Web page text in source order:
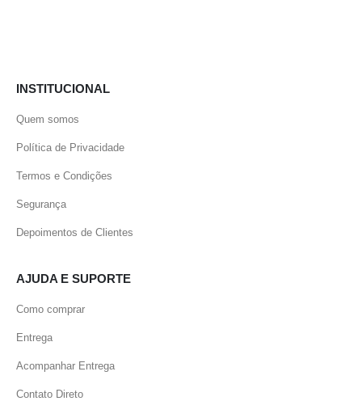
INSTITUCIONAL
Quem somos
Política de Privacidade
Termos e Condições
Segurança
Depoimentos de Clientes
AJUDA E SUPORTE
Como comprar
Entrega
Acompanhar Entrega
Contato Direto